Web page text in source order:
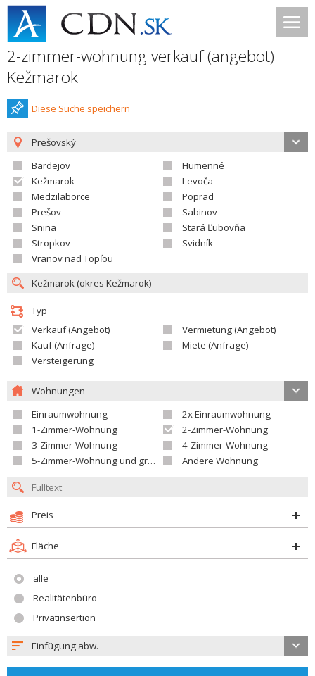
2-zimmer-wohnung verkauf (angebot)
Kežmarok
Diese Suche speichern
Prešovský
Bardejov
Humenné
Kežmarok
Levoča
Medzilaborce
Poprad
Prešov
Sabinov
Snina
Stará Ľubovňa
Stropkov
Svidník
Vranov nad Topľou
Typ
Verkauf (Angebot)
Vermietung (Angebot)
Kauf (Anfrage)
Miete (Anfrage)
Versteigerung
Wohnungen
Einraumwohnung
2x Einraumwohnung
1-Zimmer-Wohnung
2-Zimmer-Wohnung
3-Zimmer-Wohnung
4-Zimmer-Wohnung
5-Zimmer-Wohnung und größer
Andere Wohnung
Preis
Fläche
alle
Realitätenbüro
Privatinsertion
Einfügung abw.